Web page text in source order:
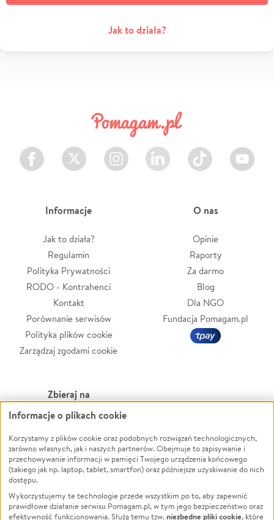
Jak to działa?
Facebook Twitter Instagram LinkedIn TikTok Youtube
Informacje
Jak to działa?
Regulamin
Polityka Prywatności
RODO - Kontrahenci
Kontakt
Porównanie serwisów
Polityka plików cookie
Zarządzaj zgodami cookie
O nas
Opinie
Raporty
Za darmo
Blog
Dla NGO
Fundacja Pomagam.pl
Zbieraj na
Leczenie
Zwierzęta
Pożar
Ukraina
Pomoc Finansowa
Powódź
Wichura
NGO
Edukacja
Informacje o plikach cookie
Korzystamy z plików cookie oraz podobnych rozwiązań technologicznych,
zarówno własnych, jak i naszych partnerów. Obejmuje to zapisywanie i
przechowywanie informacji w pamięci Twojego urządzenia końcowego
(takiego jak np. laptop, tablet, smartfon) oraz późniejsze uzyskiwanie do nich
dostępu.
Wykorzystujemy te technologie przede wszystkim po to, aby zapewnić
prawidłowe działanie serwisu Pomagam.pl, w tym jego bezpieczeństwo oraz
efektywność funkcjonowania. Służą temu tzw.niezbędne pliki cookie, które